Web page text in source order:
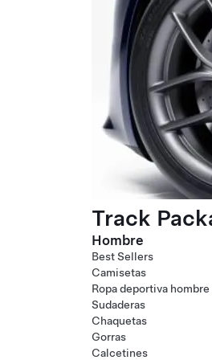
Track
Hombre
Best Sellers
Camisetas
Ropa deportiva hombre
Sudaderas
Chaquetas
Gorras
Calcetines